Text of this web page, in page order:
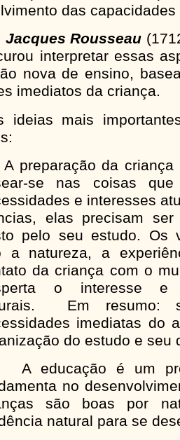
das
Jacques Rousseau
interpretar essas
nova de ensino,
imediatos da criança.
mais importantes
A preparação da
se nas coisas
e interesses
elas precisam
pelo seu estudo. Os
a natureza, a
da criança com o
o interesse e
Em resumo:
imediatas do
do estudo e seu
A educação é um
no
são boas por
natural para se